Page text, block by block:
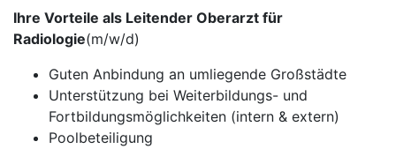
Ihre Vorteile als Leitender Oberarzt für
Radiologie(m/w/d)
Guten Anbindung an umliegende Großstädte
Unterstützung bei Weiterbildungs- und
Fortbildungsmöglichkeiten (intern & extern)
Poolbeteiligung